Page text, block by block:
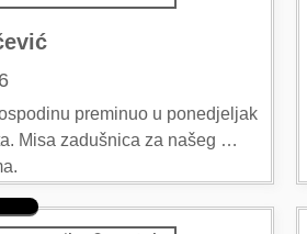
preminuo u ponedjeljak
Misa zadušnica za našeg …